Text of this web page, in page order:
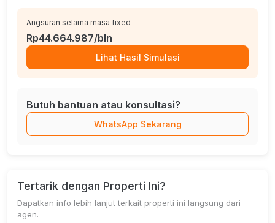
Angsuran selama masa fixed
Rp44.664.987/bln
Lihat Hasil Simulasi
Butuh bantuan atau konsultasi?
WhatsApp Sekarang
Tertarik dengan Properti Ini?
Dapatkan info lebih lanjut terkait properti ini langsung dari
agen.